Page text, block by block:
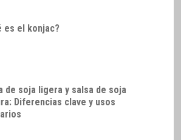
es el konjac?
de soja ligera y salsa de soja
Diferencias clave y usos